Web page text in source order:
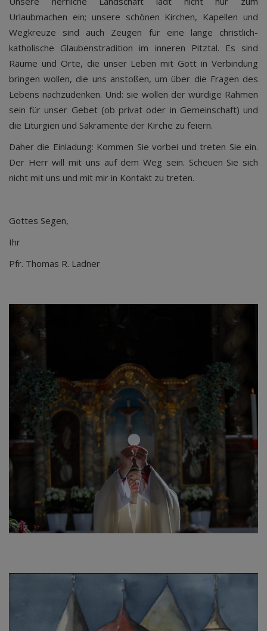
Urlaubmachen ein; unsere schönen Kirchen, Kapellen und
Wegkreuze sind auch Zeugen für eine lange christlich-
katholische Glaubenstradition im inneren Pitztal. Es sind
Räume und Orte, die unser Leben mit Gott in Verbindung
bringen wollen, die uns anstoßen, um über die Fragen des
Lebens nachzudenken. Und: sie wollen der würdige Rahmen
sein für unser Gebet (ob privat oder in Gemeinschaft) und
die Liturgien und Sakramente der Kirche zu feiern.
Daher die Einladung: Kommen Sie vorbei und treten Sie ein.
Der Herr will mit uns auf dem Weg sein. Scheuen Sie sich
nicht mit uns und mit mir in Kontakt zu treten.
Gottes Segen,
Ihr
Pfr. Thomas R. Ladner